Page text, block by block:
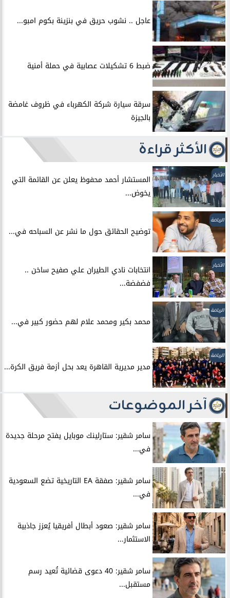
عاجل .. نشوب حريق في بنزينة بكوم امبو...
ضبط 6 تشكيلات عصابية في حملة أمنية
سرقة سيارة شركة الكهرباء في ظروف غامضة
بالجيزة
الأكثر قراءة
الأخبار
المستشار أحمد محفوظ يعلن عن القائمة التي
يخوض...
الرياضة
توضيح الحقائق حول ما نشر عن السباحه في...
الأخبار
انتخابات نادي الطيران علي صفيح ساخن ..
فضفضة...
الرياضة
محمد بكير ومحمد علام لهم حضور كبير في...
الرياضة
مدير مديرية القاهرة يعد بحل أزمة فريق الكرة...
آخر الموضوعات
سامر شقير: ستارلينك موبايل يفتح مرحلة جديدة
في...
سامر شقير: صفقة EA التاريخية تضع السعودية
في...
سامر شقير: صعود أبطال أفريقيا يُعزز جاذبية
الاستثمار...
سامر شقير: 40 دعوى قضائية تُعيد رسم
مستقبل...